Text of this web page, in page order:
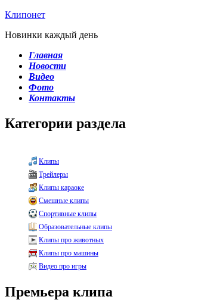
Клипонет
Новинки каждый день
Главная
Новости
Видео
Фото
Контакты
Категории раздела
Клипы
Трейлеры
Клипы караоке
Смешные клипы
Спортивные клипы
Образовательные клипы
Клипы про животных
Клипы про машины
Видео про игры
Премьера клипа